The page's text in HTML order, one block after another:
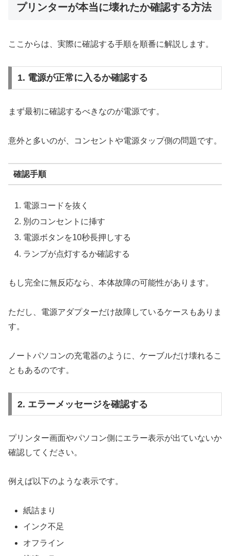
プリンターが本当に壊れたか確認する方法
ここからは、実際に確認する手順を順番に解説します。
1. 電源が正常に入るか確認する
まず最初に確認するべきなのが電源です。
意外と多いのが、コンセントや電源タップ側の問題です。
確認手順
電源コードを抜く
別のコンセントに挿す
電源ボタンを10秒長押しする
ランプが点灯するか確認する
もし完全に無反応なら、本体故障の可能性があります。
ただし、電源アダプターだけ故障しているケースもありま
す。
ノートパソコンの充電器のように、ケーブルだけ壊れるこ
ともあるのです。
2. エラーメッセージを確認する
プリンター画面やパソコン側にエラー表示が出ていないか
確認してください。
例えば以下のような表示です。
紙詰まり
インク不足
オフライン